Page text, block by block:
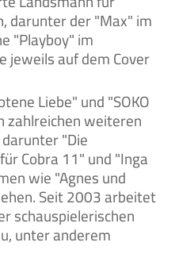
darunter der "Max" im
"Playboy" im
jeweils auf dem Cover
Liebe" und "SOKO
zahlreichen weiteren
"Die
Cobra 11" und "Inga
wie "Agnes und
Seit 2003 arbeitet
schauspielerischen
unter anderem